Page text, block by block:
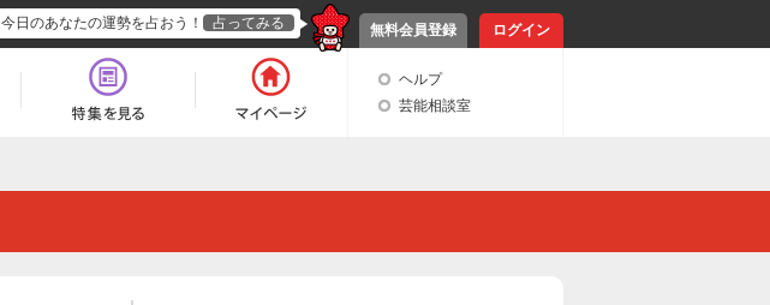
無料会員登録 ログイン
今日のあなたの運勢を占おう！ 占ってみる
ヘルプ
芸能相談室